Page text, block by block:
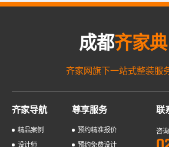
成都齐家
齐家网旗下一站式整装服
齐家导航
精品案例
设计师
尊享服务
预约精准报价
预约免费设计
联
咨询